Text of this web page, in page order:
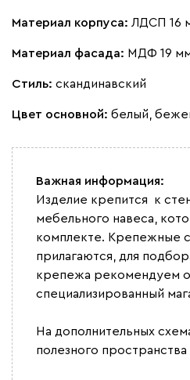
Материал корпуса: ЛДСП 16
Материал фасада: МДФ 19
Стиль: скандинавский
Цвет основной: белый,
Важная информация:
Изделие крепится к
мебельного навеса,
комплекте. Крепежные
прилагаются, для
крепежа рекомендуем
специализированный
На дополнительных
полезного